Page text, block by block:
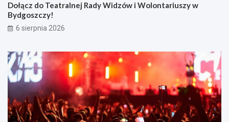
w
B
y
o
s
z
c
z
y
!
Dołącz do Teatralnej Rady Widzów i Wolontariuszy w
Bydgoszczy!
6 sierpnia 2026